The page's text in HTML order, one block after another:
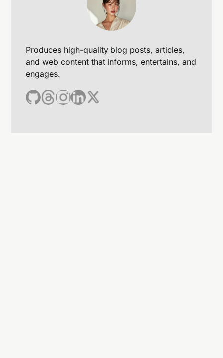
Produces high-quality blog posts, articles,
and web content that informs, entertains, and
engages.